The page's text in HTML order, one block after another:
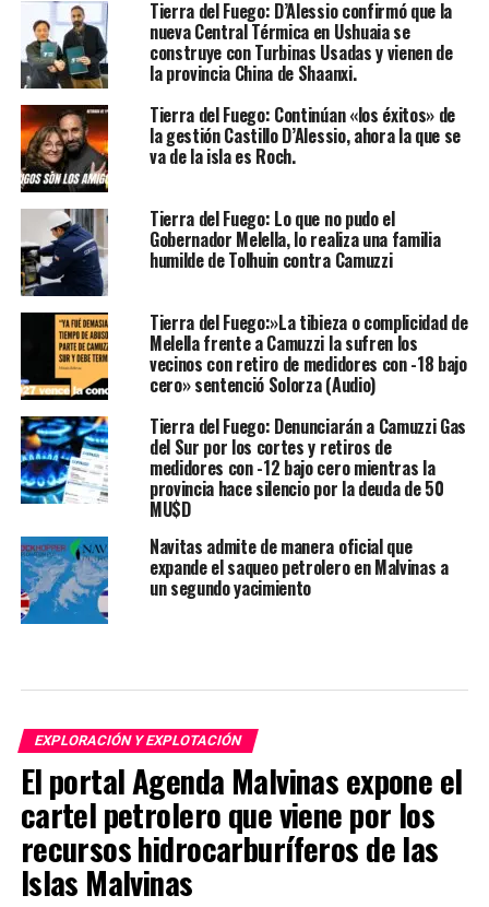
Tierra del Fuego: D’Alessio confirmó que la
nueva Central Térmica en Ushuaia se
construye con Turbinas Usadas y vienen de
la provincia China de Shaanxi.
Tierra del Fuego: Continúan «los éxitos» de
la gestión Castillo D’Alessio, ahora la que se
va de la isla es Roch.
Tierra del Fuego: Lo que no pudo el
Gobernador Melella, lo realiza una familia
humilde de Tolhuin contra Camuzzi
Tierra del Fuego:»La tibieza o complicidad de
Melella frente a Camuzzi la sufren los
vecinos con retiro de medidores con -18 bajo
cero» sentenció Solorza (Audio)
Tierra del Fuego: Denunciarán a Camuzzi Gas
del Sur por los cortes y retiros de
medidores con -12 bajo cero mientras la
provincia hace silencio por la deuda de 50
MU$D
Navitas admite de manera oficial que
expande el saqueo petrolero en Malvinas a
un segundo yacimiento
EXPLORACIÓN Y EXPLOTACIÓN
El portal Agenda Malvinas expone el
cartel petrolero que viene por los
recursos hidrocarburíferos de las
Islas Malvinas